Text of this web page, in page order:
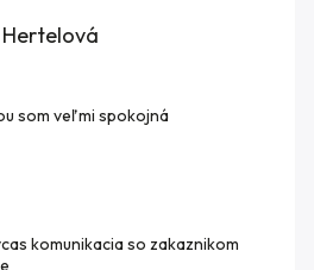
som veľmi spokojná
komunikacia so zakaznikom